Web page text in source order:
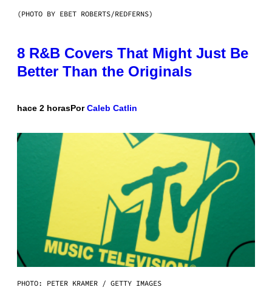
(PHOTO BY EBET ROBERTS/REDFERNS)
8 R&B Covers That Might Just Be
Better Than the Originals
hace 2 horasPorCaleb Catlin
PHOTO: PETER KRAMER / GETTY IMAGES